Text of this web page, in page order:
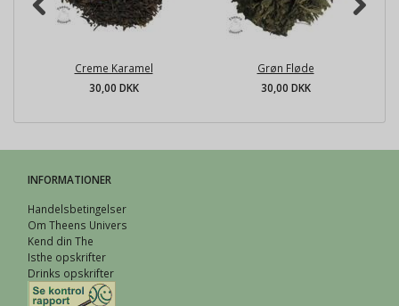
Creme Karamel
30,00 DKK
Grøn Fløde
30,00 DKK
INFORMATIONER
Handelsbetingelser
Om Theens Univers
Kend din The
Isthe opskrifter
Drinks opskrifter